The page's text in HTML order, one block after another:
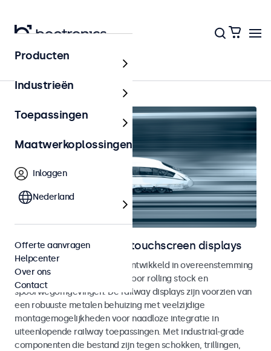
Home
Railway monitoren en touchscreen displays
Monitoren en touchscreens ontwikkeld in overeenstemming
met EN 50155 en EN 45545-2 voor rolling stock en
spoorwegomgevingen. De railway displays zijn voorzien van
een robuuste metalen behuizing met veelzijdige
montagemogelijkheden voor naadloze integratie in
uiteenlopende railway toepassingen. Met industrial-grade
componenten die bestand zijn tegen schokken, trillingen,
Producten
Industrieën
Toepassingen
Maatwerkoplossingen
Inloggen
Nederland
Offerte aanvragen
Helpcenter
Over ons
Contact